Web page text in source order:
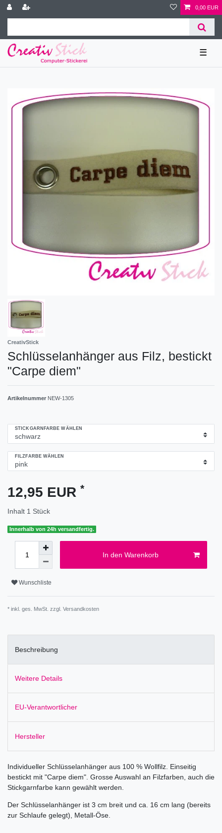
0,00 EUR
☰
CreativStick
Schlüsselanhänger aus Filz, bestickt
"Carpe diem"
Artikelnummer NEW-1305
STICKGARNFARBE WÄHLEN
FILZFARBE WÄHLEN
12,95 EUR *
Inhalt 1 Stück
Innerhalb von 24h versandfertig.
In den Warenkorb
Wunschliste
* inkl. ges. MwSt. zzgl. Versandkosten
Beschreibung
Weitere Details
EU-Verantwortlicher
Hersteller
Individueller Schlüsselanhänger aus 100 % Wollfilz. Einseitig
bestickt mit "Carpe diem". Grosse Auswahl an Filzfarben, auch die
Stickgarnfarbe kann gewählt werden.
Der Schlüsselanhänger ist 3 cm breit und ca. 16 cm lang (bereits
zur Schlaufe gelegt), Metall-Öse.